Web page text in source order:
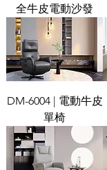
全牛皮電動沙發
DM-6004 | 電動牛皮
單椅